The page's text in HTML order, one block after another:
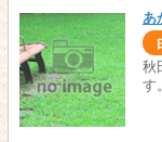
あ
秋
す。